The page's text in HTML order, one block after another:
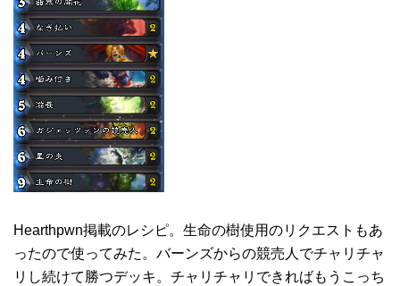
Hearthpwn掲載のレシピ。生命の樹使用のリクエストもあ
ったので使ってみた。バーンズからの競売人でチャリチャ
リし続けて勝つデッキ。チャリチャリできればもうこっち